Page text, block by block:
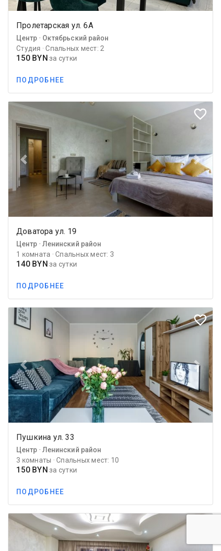
Пролетарская ул. 6А
Центр · Октябрьский район
Студия · Спальных мест: 2
150 BYN за сутки
ПОДРОБНЕЕ
favorite_border
Previous Next
Доватора ул. 19
Центр · Ленинский район
1 комната · Спальных мест: 3
140 BYN за сутки
ПОДРОБНЕЕ
favorite_border
Previous Next
Пушкина ул. 33
Центр · Ленинский район
3 комнаты · Спальных мест: 10
150 BYN за сутки
ПОДРОБНЕЕ